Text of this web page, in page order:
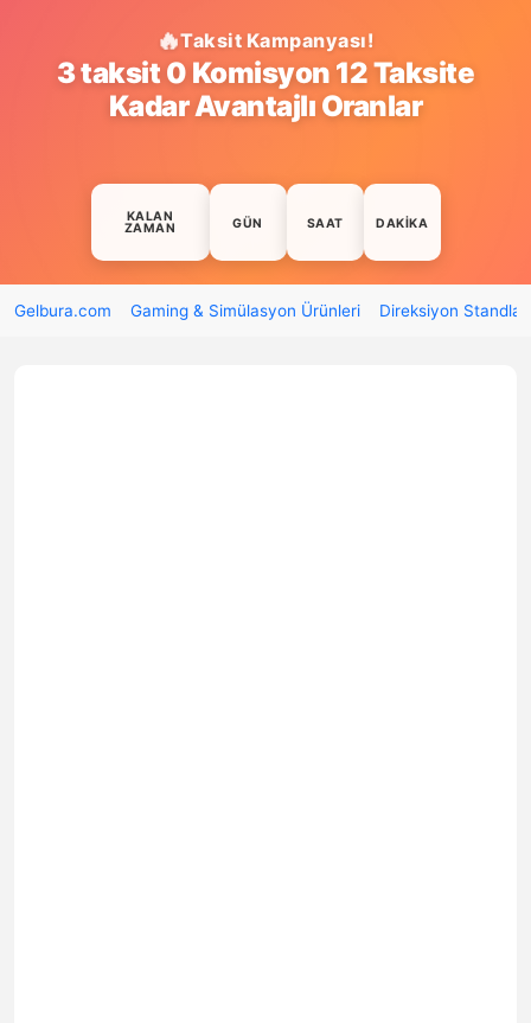
Taksit Kampanyası!
3 taksit 0 Komisyon 12 Taksite
Kadar Avantajlı Oranlar
KALAN
ZAMAN GÜN SAAT DAKIKA
Gelbura.com Gaming & Simülasyon Ürünleri Direksiyon